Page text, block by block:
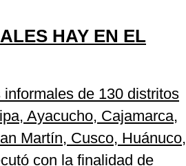
HAY EN EL
de 130 distritos
Ayacucho, Cajamarca,
Martín, Cusco, Huánuco,
con la finalidad de